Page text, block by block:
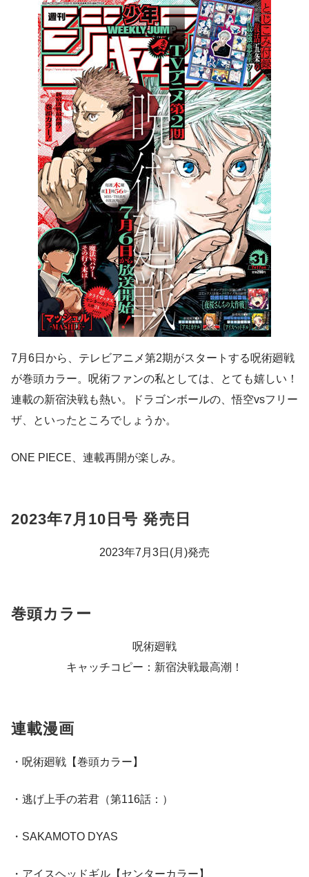
7月6日から、テレビアニメ第2期がスタートする呪術廻戦
が巻頭カラー。呪術ファンの私としては、とても嬉しい！
連載の新宿決戦も熱い。ドラゴンボールの、悟空vsフリー
ザ、といったところでしょうか。
ONE PIECE、連載再開が楽しみ。
2023年7月10日号 発売日
2023年7月3日(月)発売
巻頭カラー
呪術廻戦
キャッチコピー：新宿決戦最高潮！
連載漫画
・呪術廻戦【巻頭カラー】
・逃げ上手の若君（第116話：）
・SAKAMOTO DYAS
・アイスヘッドギル【センターカラー】